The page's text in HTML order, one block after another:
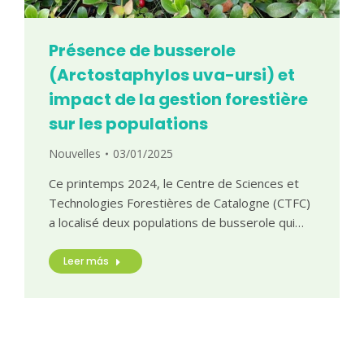
Présence de busserole
(Arctostaphylos uva-ursi) et
impact de la gestion forestière
sur les populations
Nouvelles 03/01/2025
Ce printemps 2024, le Centre de Sciences et
Technologies Forestières de Catalogne (CTFC)
a localisé deux populations de busserole qui…
Leer más